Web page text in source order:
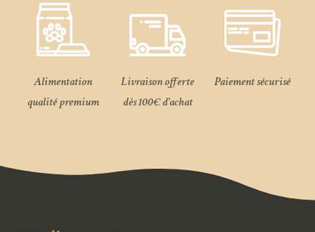
Alimentation
qualité premium
Livraison offerte
dès 100€ d'achat
Paiement sécurisé